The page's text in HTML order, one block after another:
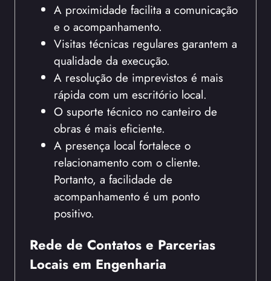
A proximidade facilita a comunicação
e o acompanhamento.
Visitas técnicas regulares garantem a
qualidade da execução.
A resolução de imprevistos é mais
rápida com um escritório local.
O suporte técnico no canteiro de
obras é mais eficiente.
A presença local fortalece o
relacionamento com o cliente.
Portanto, a facilidade de
acompanhamento é um ponto
positivo.
Rede de Contatos e Parcerias
Locais em Engenharia